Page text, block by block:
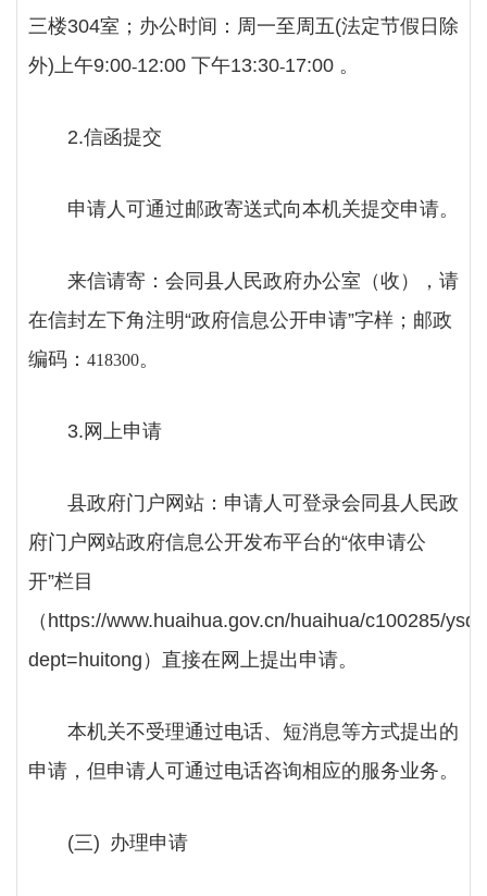
三楼304室；办公时间：周一至周五(法定节假日除
外)上午9:00-12:00 下午13:30-17:00 。
2.信函提交
申请人可通过邮政寄送式向本机关提交申请。
来信请寄：会同县人民政府办公室（收），请
在信封左下角注明“政府信息公开申请”字样；邮政
编码： 418300。
3.网上申请
县政府门户网站：申请人可登录会同县人民政
府门户网站政府信息公开发布平台的“依申请公
开”栏目
（https://www.huaihua.gov.cn/huaihua/c100285/
dept=huitong）直接在网上提出申请。
本机关不受理通过电话、短消息等方式提出的
申请，但申请人可通过电话咨询相应的服务业务。
(三) 办理申请